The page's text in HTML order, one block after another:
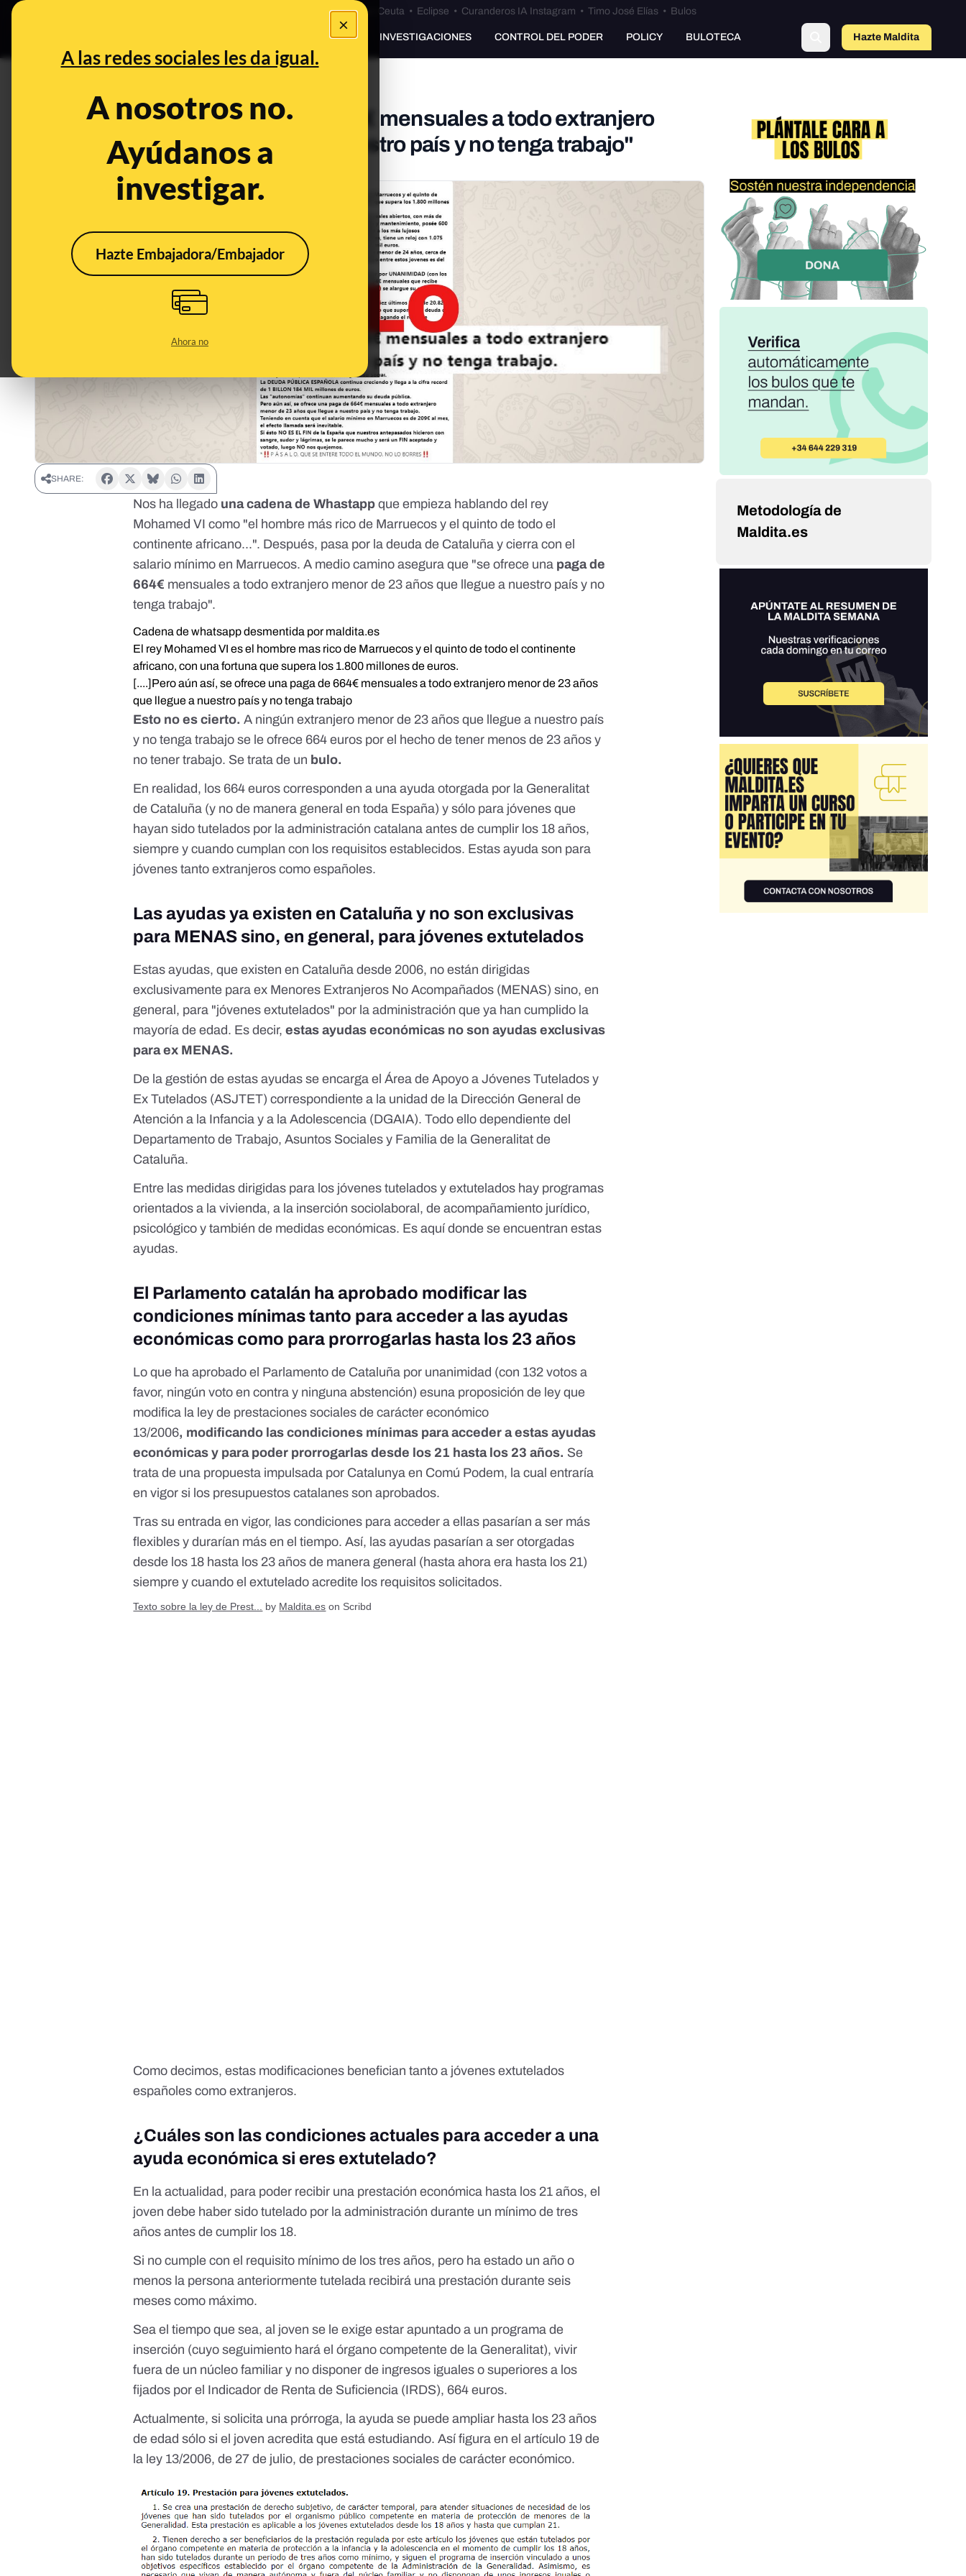
×
A las redes sociales les da igual.
A nosotros no.
Ayúdanos a
investigar.
Hazte Embajadora/Embajador
Ahora no
Especial Ceuta•Bulos Ceuta • Eclipse • Curanderos IA Instagram • Timo José Elías • Bulos
PREBUNKING INVESTIGACIONES CONTROL DEL PODER POLICY BULOTECA Hazte Maldito
a
No, no se ofrece una "paga de 664€ mensuales a todo extranjero
menor de 23 años que llegue a nuestro país y no tenga trabajo"
Dec 12, 2019, 8:23:33 AM
SHARE:
Nos ha llegado una cadena de Whastapp que empieza hablando del rey
Mohamed VI como "el hombre más rico de Marruecos y el quinto de todo el
continente africano...". Después, pasa por la deuda de Cataluña y cierra con el
salario mínimo en Marruecos. A medio camino asegura que "se ofrece una paga de
664€ mensuales a todo extranjero menor de 23 años que llegue a nuestro país y no
tenga trabajo".
Cadena de whatsapp desmentida por maldita.es
El rey Mohamed VI es el hombre mas rico de Marruecos y el quinto de todo el continente
africano, con una fortuna que supera los 1.800 millones de euros.
[....]Pero aún así, se ofrece una paga de 664€ mensuales a todo extranjero menor de 23 años
que llegue a nuestro país y no tenga trabajo
Esto no es cierto. A ningún extranjero menor de 23 años que llegue a nuestro país
y no tenga trabajo se le ofrece 664 euros por el hecho de tener menos de 23 años y
no tener trabajo. Se trata de un bulo.
En realidad, los 664 euros corresponden a una ayuda otorgada por la Generalitat
de Cataluña (y no de manera general en toda España) y sólo para jóvenes que
hayan sido tutelados por la administración catalana antes de cumplir los 18 años,
siempre y cuando cumplan con los requisitos establecidos. Estas ayuda son para
jóvenes tanto extranjeros como españoles.
Las ayudas ya existen en Cataluña y no son exclusivas
para MENAS sino, en general, para jóvenes extutelados
Estas ayudas, que existen en Cataluña desde 2006, no están dirigidas
exclusivamente para ex Menores Extranjeros No Acompañados (MENAS) sino, en
general, para "jóvenes extutelados" por la administración que ya han cumplido la
mayoría de edad. Es decir, estas ayudas económicas no son ayudas exclusivas
para ex MENAS.
De la gestión de estas ayudas se encargael Área de Apoyo a Jóvenes Tutelados y
Ex Tutelados (ASJTET) correspondiente a la unidad de la Dirección General de
Atención a la Infancia y a la Adolescencia (DGAIA). Todo ello dependiente del
Departamento de Trabajo, Asuntos Sociales y Familia de la Generalitat de
Cataluña.
Entre las medidas dirigidas para los jóvenes tutelados y extutelados hay programas
orientados a la vivienda, a la inserción sociolaboral, de acompañamiento jurídico,
psicológico y también de medidas económicas. Es aquí donde se encuentran estas
ayudas.
El Parlamento catalán ha aprobado modificar las
condiciones mínimas tanto para acceder a las ayudas
económicas como para prorrogarlas hasta los 23 años
Lo que ha aprobado el Parlamento de Cataluña por unanimidad (con 132 votos a
favor, ningún voto en contra y ninguna abstención) esuna proposición de ley que
modifica la ley de prestaciones sociales de carácter económico
13/2006, modificando las condiciones mínimas para acceder a estas ayudas
económicas y para poder prorrogarlas desde los 21 hasta los 23 años. Se
trata de una propuesta impulsada por Catalunya en Comú Podem, la cual entraría
en vigor si los presupuestos catalanes son aprobados.
Tras su entrada en vigor, las condiciones para acceder a ellas pasarían a ser más
flexibles y durarían más en el tiempo. Así, las ayudas pasarían a ser otorgadas
desde los 18 hasta los 23 años de manera general (hasta ahora era hasta los 21)
siempre y cuando el extutelado acredite los requisitos solicitados.
Texto sobre la ley de Prest... by Maldita.es on Scribd
Como decimos, estas modificaciones benefician tanto a jóvenes extutelados
españoles como extranjeros.
¿Cuáles son las condiciones actuales para acceder a una
ayuda económica si eres extutelado?
En la actualidad, para poder recibir una prestación económica hasta los 21 años, el
joven debe haber sido tutelado por la administración durante un mínimo de tres
años antes de cumplir los 18.
Si no cumple con el requisito mínimo de los tres años, pero ha estado un año o
menos la persona anteriormente tutelada recibirá una prestación durante seis
meses como máximo.
Sea el tiempo que sea, al joven se le exige estar apuntado a un programa de
inserción (cuyo seguimiento hará el órgano competente de la Generalitat), vivir
fuera de un núcleo familiar y no disponer de ingresos iguales o superiores a los
fijados por el Indicador de Renta de Suficiencia (IRDS), 664 euros.
Actualmente, si solicita una prórroga, la ayuda se puede ampliar hasta los 23 años
de edad sólo si el joven acredita que está estudiando. Así figura en el artículo 19 de
la ley 13/2006, de 27 de julio,de prestaciones sociales de carácter económico.
Metodología de
Maldita.es